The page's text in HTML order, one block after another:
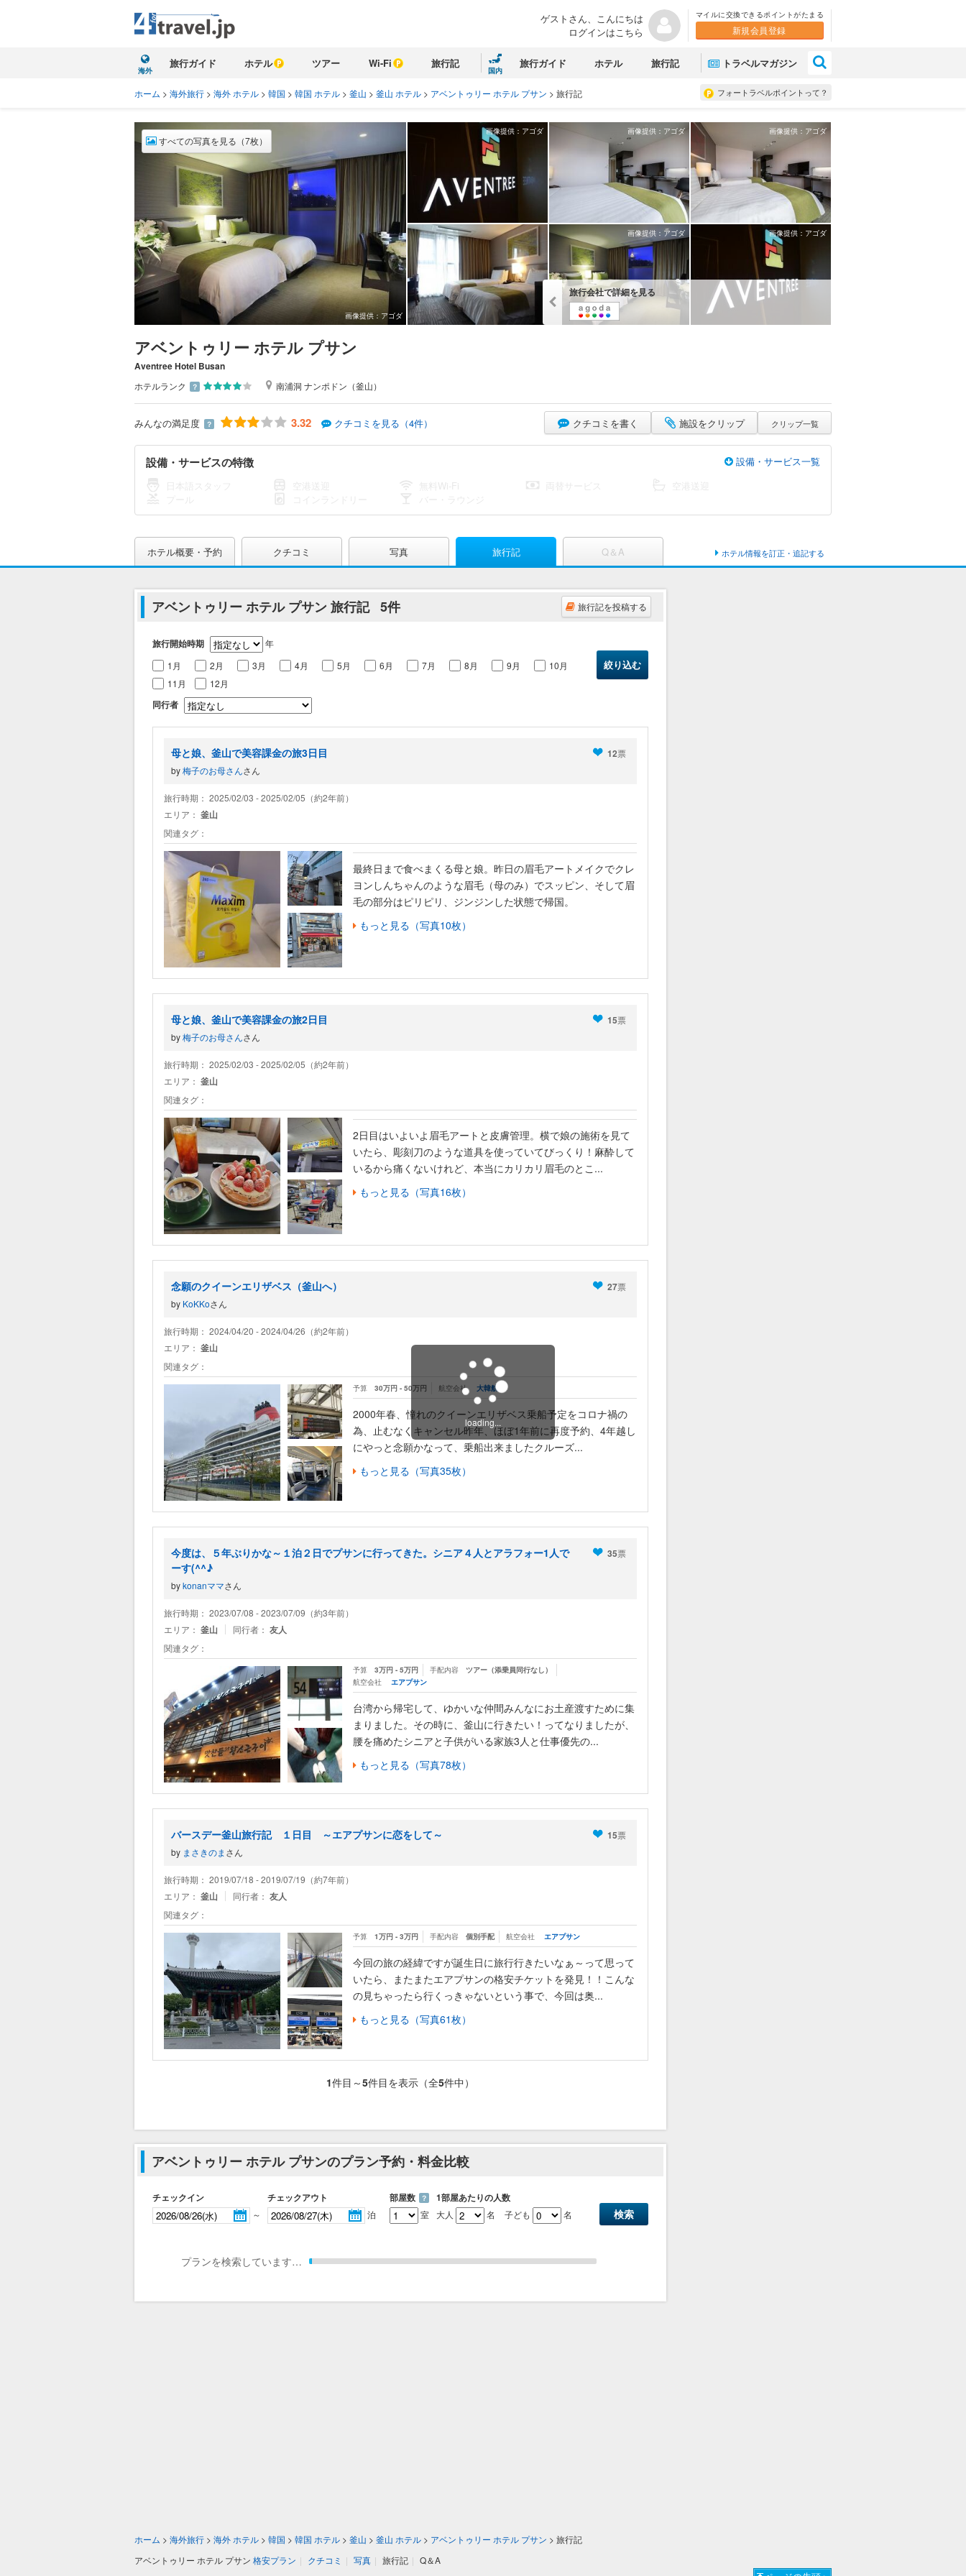
ゲストさん、こんにちは
ログインはこちら
マイルに交換できるポイントがたまる
新規会員登録
海外
旅行ガイド ホテル ツアー Wi-Fi 旅行記
国内
旅行ガイド ホテル 旅行記 トラベルマガジン
フォートラベルポイントって？
ホーム > 海外旅行 > 海外 ホテル > 韓国 > 韓国 ホテル > 釜山 > 釜山 ホテル > アベントゥリー ホテル プサン > 旅行記
画像提供：アゴダ
すべての写真を見る（7枚）
画像提供：アゴダ 画像提供：アゴダ 画像提供：アゴダ
画像提供：アゴダ 画像提供：アゴダ
旅行会社で詳細を見る
アベントゥリー ホテル プサン
Aventree Hotel Busan
ホテルランク ？ 南浦洞 ナンポドン（釜山）
みんなの満足度 ？ 3.32 クチコミを見る（4件） クチコミを書く 施設をクリップ クリップ一覧
設備・サービスの特徴
設備・サービス一覧
ホテル概要・予約 クチコミ 写真 旅行記 Q＆A ホテル情報を訂正・追記する
アベントゥリー ホテル プサン 旅行記 5件 旅行記を投稿する
旅行開始時期
年
1月
2月 3月 4月 5月 6月 7月 8月 9月
10月
11月
12月
同行者
母と娘、釜山で美容課金の旅3日目 12票
by梅子のお母さんさん
旅行時期： 2025/02/03 - 2025/02/05（約2年前）
エリア： 釜山
関連タグ：
最終日まで食べまくる母と娘。昨日の眉毛アートメイクでクレ
ヨンしんちゃんのような眉毛（母のみ）でスッピン、そして眉
毛の部分はピリピリ、ジンジンした状態で帰国。
もっと見る（写真10枚）
母と娘、釜山で美容課金の旅2日目 15票
by梅子のお母さんさん
旅行時期： 2025/02/03 - 2025/02/05（約2年前）
エリア： 釜山
関連タグ：
2日目はいよいよ眉毛アートと皮膚管理。横で娘の施術を見て
いたら、彫刻刀のような道具を使っていてびっくり！麻酔して
いるから痛くないけれど、本当にカリカリ眉毛のとこ...
もっと見る（写真16枚）
念願のクイーンエリザベス（釜山へ） 27票
by KoKKoさん
旅行時期： 2024/04/20 - 2024/04/26（約2年前）
エリア： 釜山
関連タグ：
予算 30万円 - 50万円 航空会社 大韓航空
2000年春、憧れのクイーンエリザベス乗船予定をコロナ禍の
為、止むなくキャンセル昨年、ほぼ1年前に再度予約、4年越し
にやっと念願かなって、乗船出来ましたクルーズ...
もっと見る（写真35枚）
今度は、５年ぶりかな～１泊２日でプサンに行ってきた。シニア４人とアラフォー1人で
ーす(^^♪
35票
bykonanママさん
旅行時期： 2023/07/08 - 2023/07/09（約3年前）
エリア： 釜山 同行者： 友人
関連タグ：
予算 3万円 - 5万円 手配内容
ツアー（添乗員同行なし）
航空会社
エアプサン
台湾から帰宅して、ゆかいな仲間みんなにお土産渡すために集
まりました。その時に、釜山に行きたい！ってなりましたが、
腰を痛めたシニアと子供がいる家族3人と仕事優先の...
もっと見る（写真78枚）
バースデー釜山旅行記 １日目 ～エアプサンに恋をして～ 15票
by まさきのま さん
旅行時期： 2019/07/18 - 2019/07/19（約7年前）
エリア： 釜山 同行者： 友人
関連タグ：
予算 1万円 - 3万円 手配内容 個別手配 航空会社 エアプサン
今回の旅の経緯ですが誕生日に旅行行きたいなぁ～って思って
いたら、またまたエアプサンの格安チケットを発見！！こんな
の見ちゃったら行くっきゃないという事で、今回は奥...
もっと見る（写真61枚）
1件目～5件目を表示（全5件中）
アベントゥリー ホテル プサンのプラン予約・料金比較
チェックイン
～
チェックアウト
泊
部屋数 ？
室
1部屋あたりの人数
大人 名 子ども 名
プランを検索しています…
loading...
ホーム > 海外旅行 > 海外 ホテル > 韓国 > 韓国 ホテル > 釜山 > 釜山 ホテル > アベントゥリー ホテル プサン > 旅行記
アベントゥリー ホテル プサン 格安プラン | クチコミ | 写真 | 旅行記 | Q＆A